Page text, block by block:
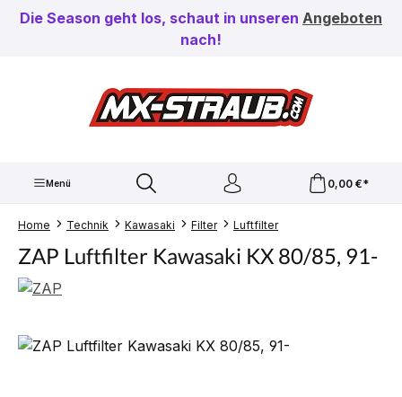
Zum Hauptinhalt springen
Die Season geht los, schaut in unseren Angeboten
nach!
Menü 0,00 €*
Home Technik Kawasaki Filter Luftfilter
ZAP Luftfilter Kawasaki KX 80/85, 91-
Bildergalerie überspringen